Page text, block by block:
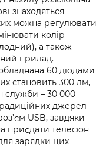
знаходяться
можна регулювати
колір
а також
прилад.
60 діодами
становить 300 лм,
служби – 30 000
джерел
USB, завдяки
приєдати телефон
зарядки цих